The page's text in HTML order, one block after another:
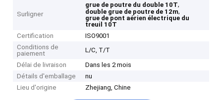
Surligner
grue de poutre du double 10T,
double grue de poutre de 12m,
grue de pont aérien électrique du
treuil 10T
Certification
ISO9001
Conditions de
paiement
L/C, T/T
Délai de livraison
Dans les 2 mois
Détails d'emballage
nu
Lieu d'origine
Zhejiang, Chine